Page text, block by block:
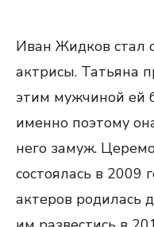
Иван Жидков стал
актрисы. Татьяна
этим мужчиной ей
именно поэтому
него замуж.
состоялась в 2009
актеров родилась